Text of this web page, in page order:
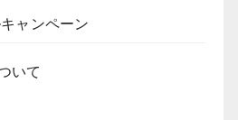
ャンペーン
いて